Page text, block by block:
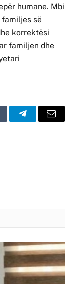
humane. Mbi
së
korrektësi
familjen dhe
TelegramEmail